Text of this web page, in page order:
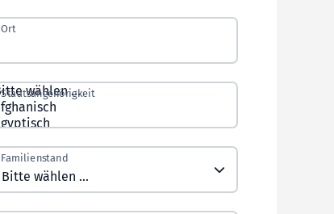
Ort
Staatsangehörigkeit
Familienstand